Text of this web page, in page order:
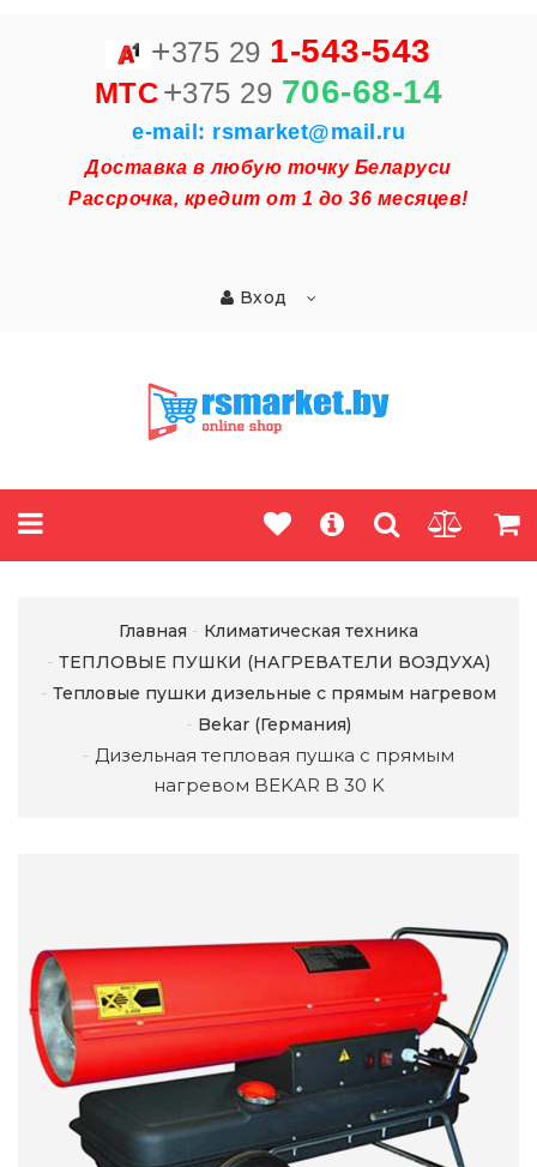
+375 29 1-543-543
MTC+375 29 706-68-14
e-mail: rsmarket@mail.ru
Доставка в любую точку Беларуси
Рассрочка, кредит от 1 до 36 месяцев!
Вход
Главная
Климатическая техника
ТЕПЛОВЫЕ ПУШКИ (НАГРЕВАТЕЛИ ВОЗДУХА)
Тепловые пушки дизельные с прямым нагревом
Bekar (Германия)
Дизельная тепловая пушка с прямым
нагревом BEKAR B 30 K